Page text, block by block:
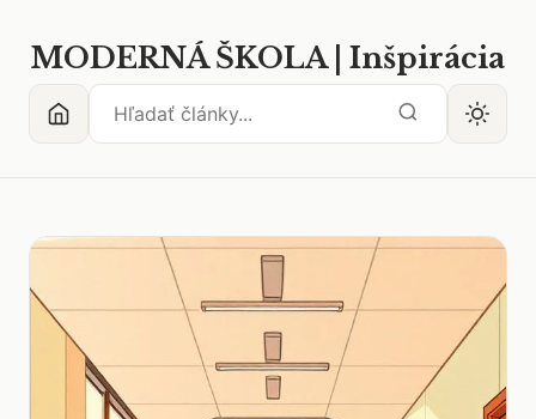
MODERNÁ ŠKOLA | Inšpirácia